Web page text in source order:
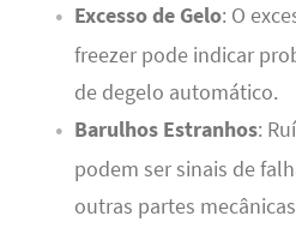
Excesso de Gelo: O
freezer pode indicar
de degelo automático.
Barulhos Estranhos:
podem ser sinais de
outras partes